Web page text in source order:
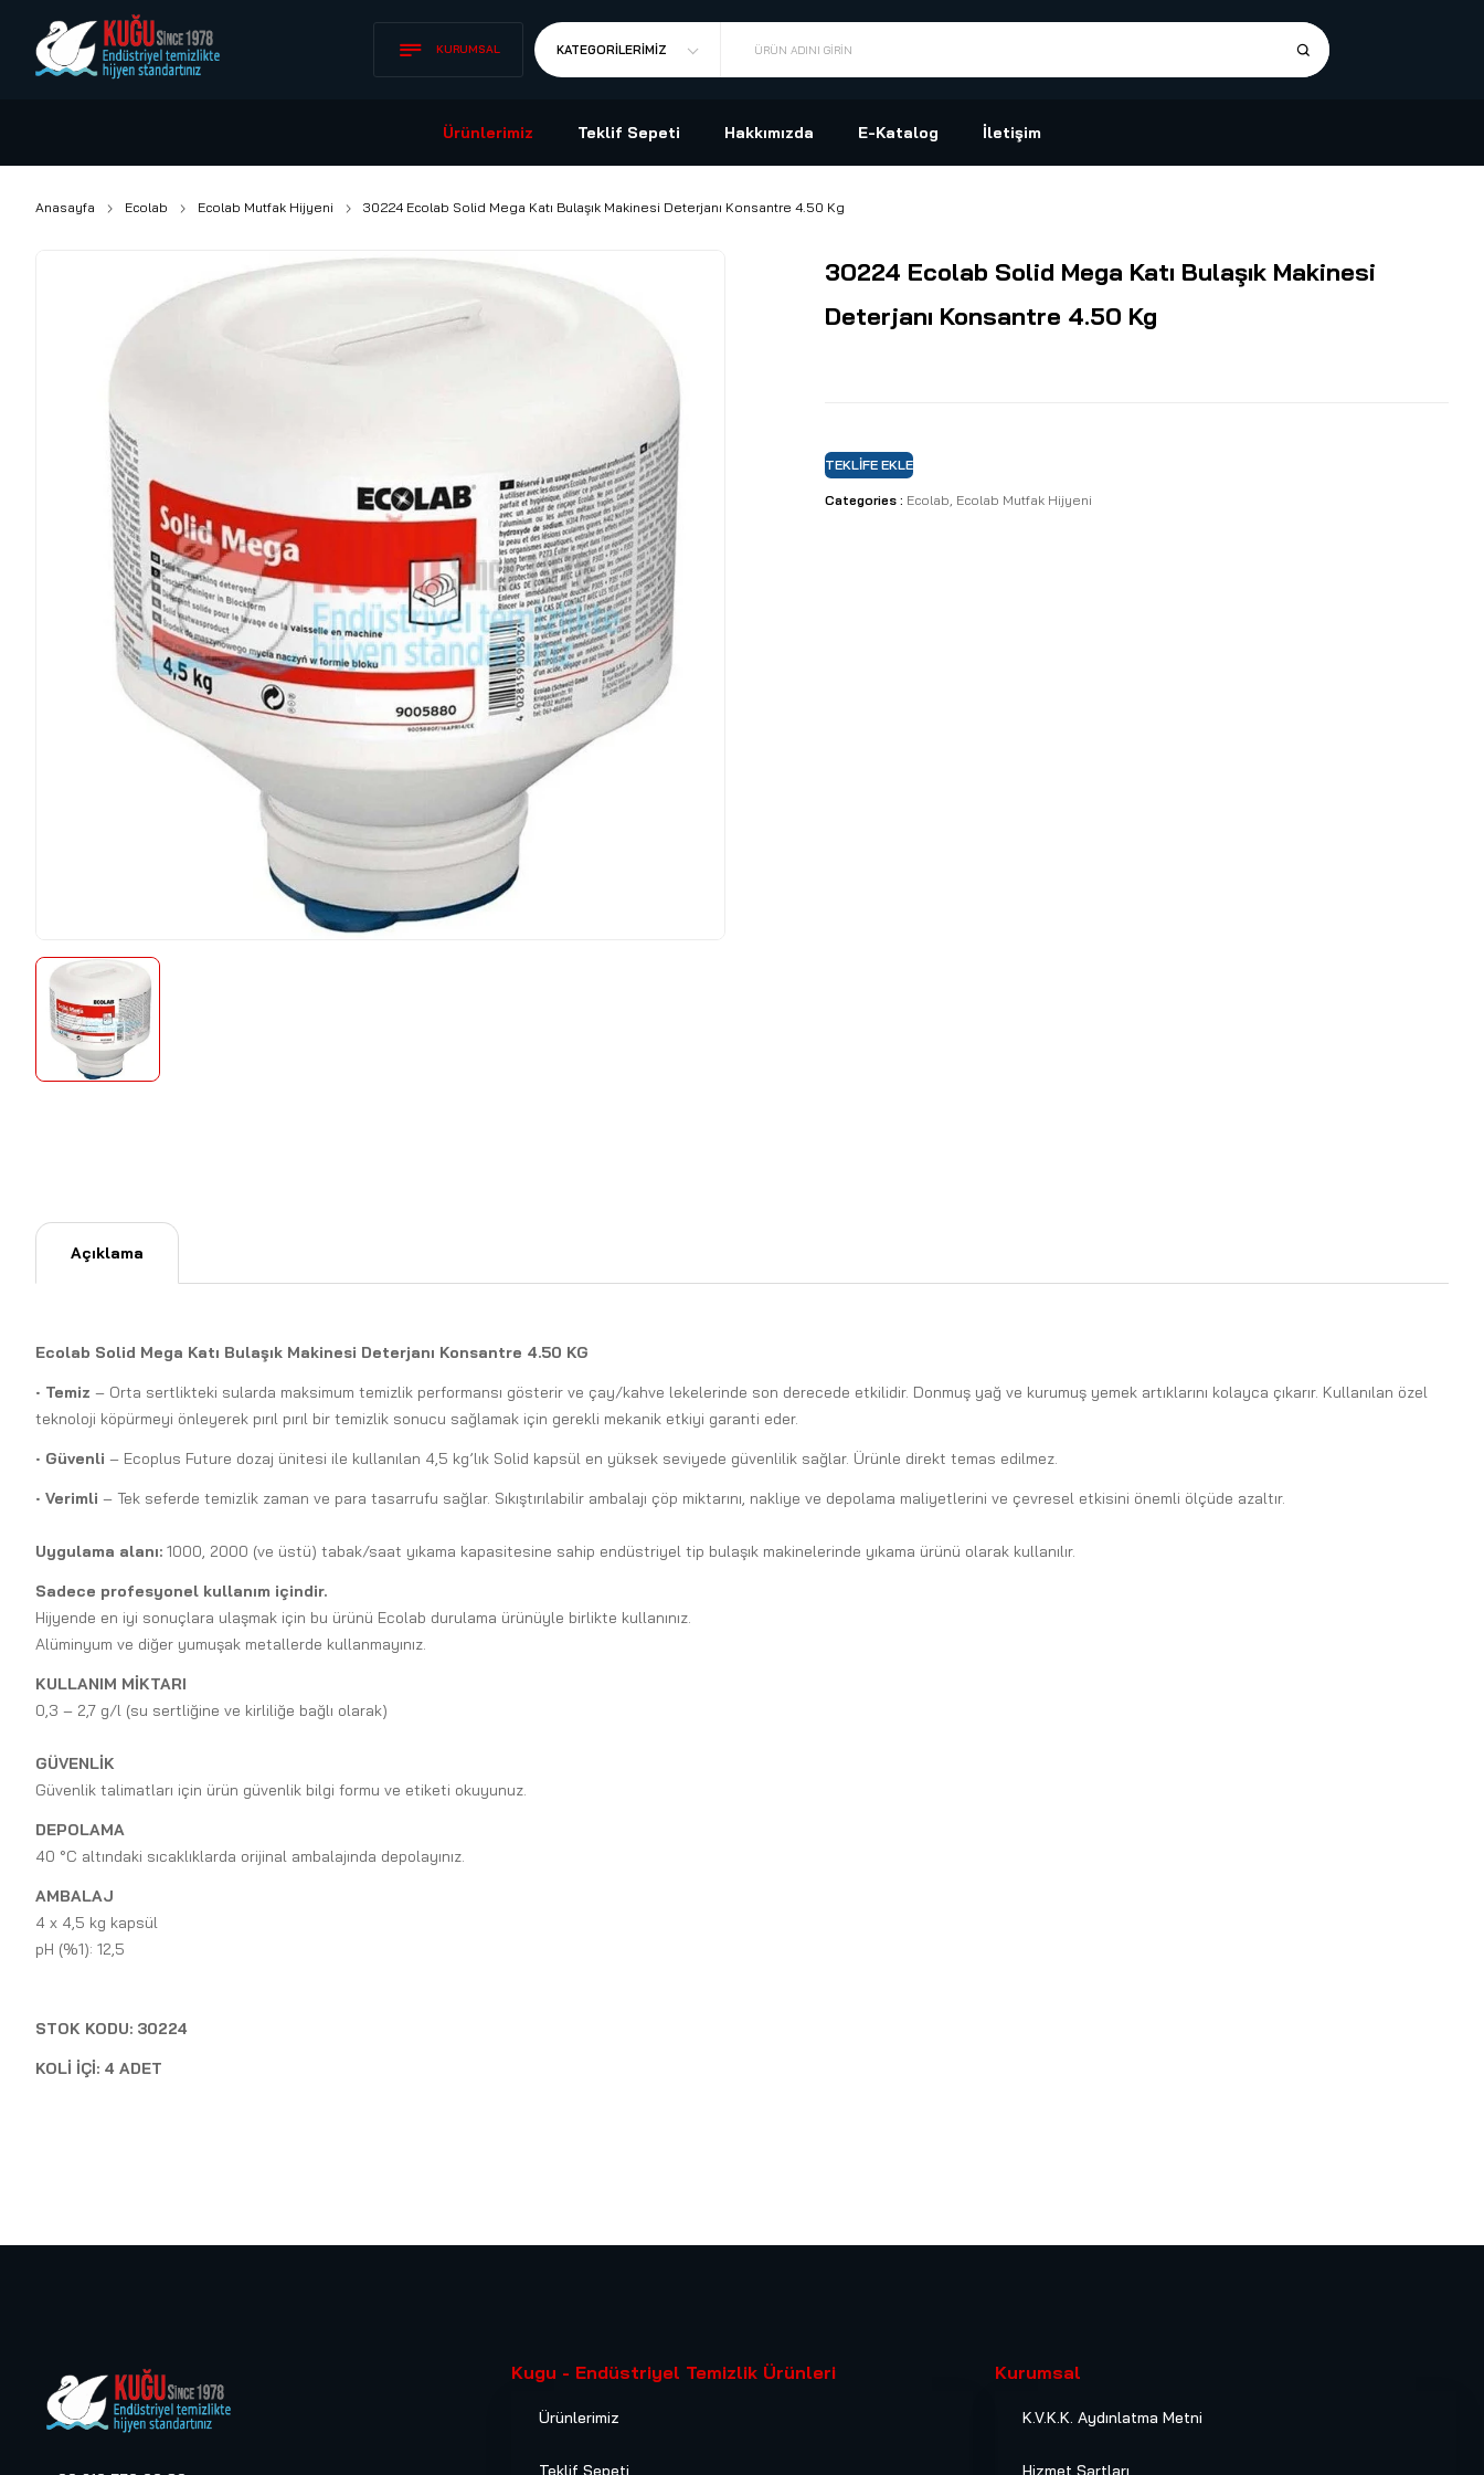
KURUMSAL KATEGORILERIMIZ ÜRÜN ADINI GIRIN
Ürünlerimiz Teklif Sepeti Hakkımızda E-Katalog İletişim
Anasayfa Ecolab Ecolab Mutfak Hijyeni 30224 Ecolab Solid Mega Katı Bulaşık Makinesi Deterjanı Konsantre 4.50 Kg
30224 Ecolab Solid Mega Katı Bulaşık Makinesi
Deterjanı Konsantre 4.50 Kg
TEKLIFE EKLE
Categories : Ecolab, Ecolab Mutfak Hijyeni
Açıklama
Ecolab Solid Mega Katı Bulaşık Makinesi Deterjanı Konsantre 4.50 KG
• Temiz – Orta sertlikteki sularda maksimum temizlik performansı gösterir ve çay/kahve lekelerinde son derecede etkilidir. Donmuş yağ ve kurumuş yemek artıklarını kolayca çıkarır. Kullanılan özel
teknoloji köpürmeyi önleyerek pırıl pırıl bir temizlik sonucu sağlamak için gerekli mekanik etkiyi garanti eder.
• Güvenli – Ecoplus Future dozaj ünitesi ile kullanılan 4,5 kg’lık Solid kapsül en yüksek seviyede güvenlilik sağlar. Ürünle direkt temas edilmez.
• Verimli – Tek seferde temizlik zaman ve para tasarrufu sağlar. Sıkıştırılabilir ambalajı çöp miktarını, nakliye ve depolama maliyetlerini ve çevresel etkisini önemli ölçüde azaltır.
Uygulama alanı: 1000, 2000 (ve üstü) tabak/saat yıkama kapasitesine sahip endüstriyel tip bulaşık makinelerinde yıkama ürünü olarak kullanılır.
Sadece profesyonel kullanım içindir.
Hijyende en iyi sonuçlara ulaşmak için bu ürünü Ecolab durulama ürünüyle birlikte kullanınız.
Alüminyum ve diğer yumuşak metallerde kullanmayınız.
KULLANIM MİKTARI
0,3 – 2,7 g/l (su sertliğine ve kirliliğe bağlı olarak)
GÜVENLİK
Güvenlik talimatları için ürün güvenlik bilgi formu ve etiketi okuyunuz.
DEPOLAMA
40 °C altındaki sıcaklıklarda orijinal ambalajında depolayınız.
AMBALAJ
4 x 4,5 kg kapsül
pH (%1): 12,5
STOK KODU: 30224
KOLİ İÇİ: 4 ADET
Kugu - Endüstriyel Temizlik Ürünleri
Ürünlerimiz
Teklif Sepeti
Kurumsal
K.V.K.K. Aydınlatma Metni
Hizmet Şartları